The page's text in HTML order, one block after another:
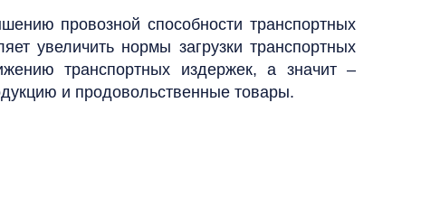
провозной способности транспортных
увеличить нормы загрузки транспортных
транспортных издержек, а значит –
и продовольственные товары.